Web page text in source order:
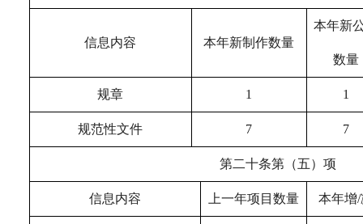
信息内容 本年新制作数量
本年新
数量
规章 1 1
规范性文件 7 7
第二十条第（五）项
信息内容 上一年项目数量 本年增